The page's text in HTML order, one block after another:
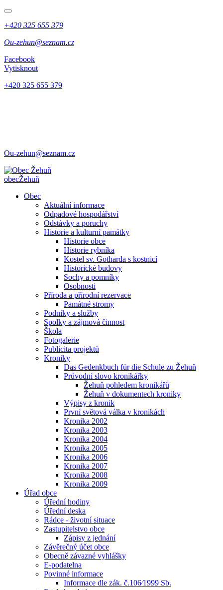
+420 325 655 379
Ou-zehun@seznam.cz
Facebook
Vytisknout
+420 325 655 379
Ou-zehun@seznam.cz
obecŽehuň
Obec
Aktuální informace
Odpadové hospodářství
Odstávky a poruchy
Historie a kulturní památky
Historie obce
Historie rybníka
Kostel sv. Gotharda s kostnicí
Historické budovy
Sochy a pomníky
Osobnosti
Příroda a přírodní rezervace
Památné stromy
Podniky a služby
Spolky a zájmová činnost
Škola
Fotogalerie
Publicita projektů
Kroniky
Das Gedenkbuch für die Schule zu Žehuň
Průvodní slovo kronikářky
Žehuň pohledem kronikářů
Žehuň v dokumentech kroniky
Výpisy z kronik
První světová válka v kronikách
Kronika 2002
Kronika 2003
Kronika 2004
Kronika 2005
Kronika 2006
Kronika 2007
Kronika 2008
Kronika 2009
Úřad obce
Úřední hodiny
Úřední deska
Rádce - životní situace
Zastupitelstvo obce
Zápisy z jednání
Závěrečný účet obce
Obecně závazné vyhlášky
E-podatelna
Povinné informace
Informace dle zák. č.106⁄1999 Sb.